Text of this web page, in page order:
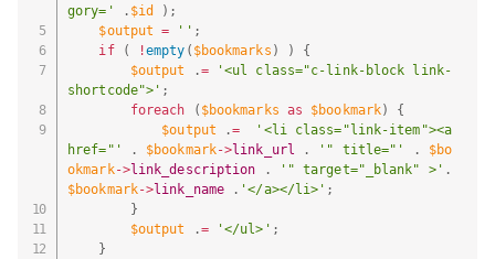
gory='
. $id ) ;
$output = '' ;
if
( !empty ( $bookmarks ) )
{
$output
.=
'<ul class="c-link-block link-
shortcode">' ;
foreach
( $bookmarks as $bookmark)
{
$output
.=
'<li class="link-item"><a
href="'
. $bookmark->link_url . '" title="' .
$bo
okmark->link_description . '" target="_blank" >' .
$bookmark->link_name . '</a></li>' ;
}
$output
.= '</ul>' ;
}